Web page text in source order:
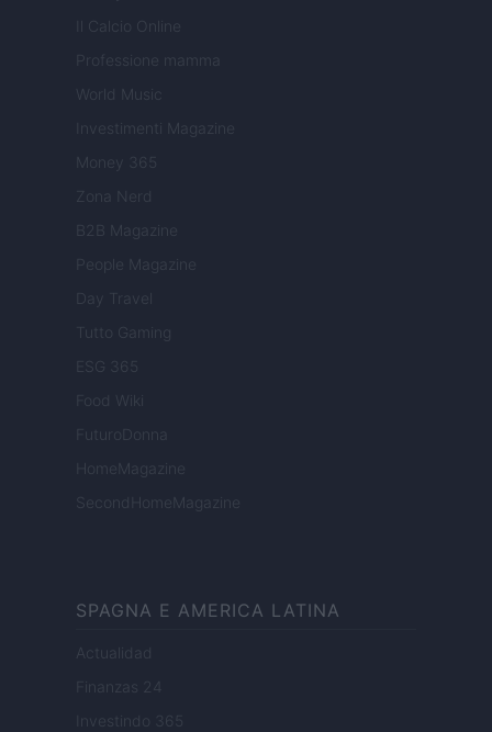
Il Calcio Online
Professione mamma
World Music
Investimenti Magazine
Money 365
Zona Nerd
B2B Magazine
People Magazine
Day Travel
Tutto Gaming
ESG 365
Food Wiki
FuturoDonna
HomeMagazine
SecondHomeMagazine
SPAGNA E AMERICA LATINA
Actualidad
Finanzas 24
Investindo 365